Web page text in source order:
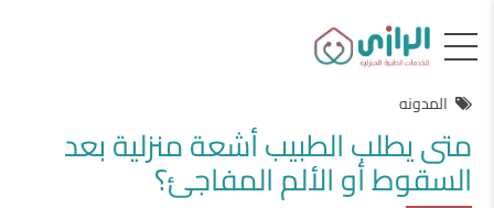
المدونه
متى يطلب الطبيب أشعة منزلية بعد
السقوط أو الألم المفاجئ؟